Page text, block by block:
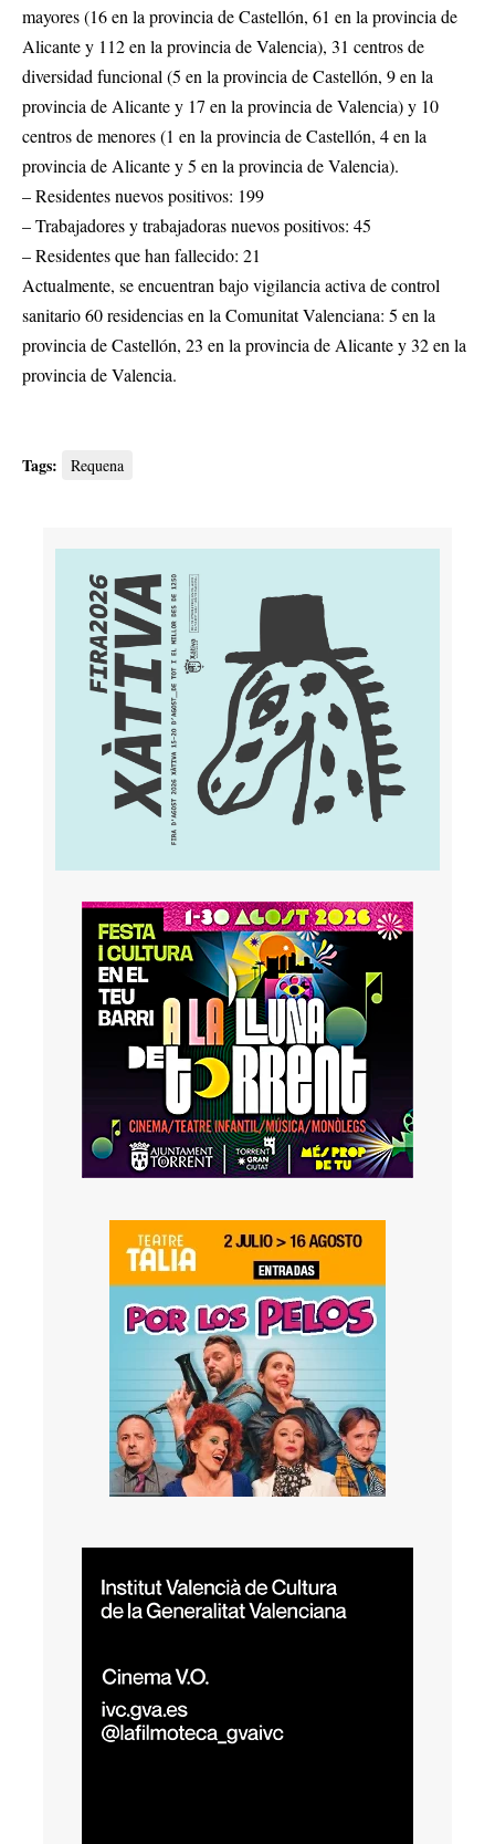
mayores (16 en la provincia de Castellón, 61 en la provincia de
Alicante y 112 en la provincia de Valencia), 31 centros de
diversidad funcional (5 en la provincia de Castellón, 9 en la
provincia de Alicante y 17 en la provincia de Valencia) y 10
centros de menores (1 en la provincia de Castellón, 4 en la
provincia de Alicante y 5 en la provincia de Valencia).
– Residentes nuevos positivos: 199
– Trabajadores y trabajadoras nuevos positivos: 45
– Residentes que han fallecido: 21
Actualmente, se encuentran bajo vigilancia activa de control
sanitario 60 residencias en la Comunitat Valenciana: 5 en la
provincia de Castellón, 23 en la provincia de Alicante y 32 en la
provincia de Valencia.
Tags: Requena